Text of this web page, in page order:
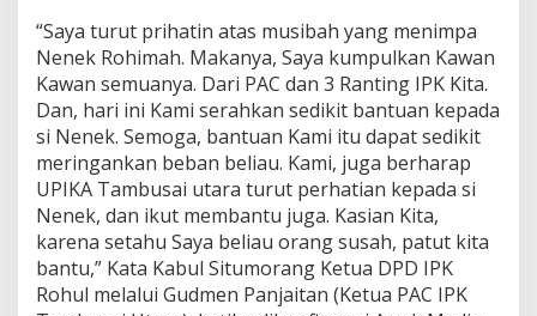
o
h
m
a
h
K
o
r
b
a
n
K
e
“Saya turut prihatin atas musibah yang menimpa
Nenek Rohimah. Makanya, Saya kumpulkan Kawan
Kawan semuanya. Dari PAC dan 3 Ranting IPK Kita.
Dan, hari ini Kami serahkan sedikit bantuan kepada
si Nenek. Semoga, bantuan Kami itu dapat sedikit
meringankan beban beliau. Kami, juga berharap
UPIKA Tambusai utara turut perhatian kepada si
Nenek, dan ikut membantu juga. Kasian Kita,
karena setahu Saya beliau orang susah, patut kita
bantu,” Kata Kabul Situmorang Ketua DPD IPK
Rohul melalui Gudmen Panjaitan (Ketua PAC IPK